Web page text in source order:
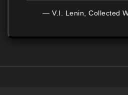
— V.I. Lenin, Collected